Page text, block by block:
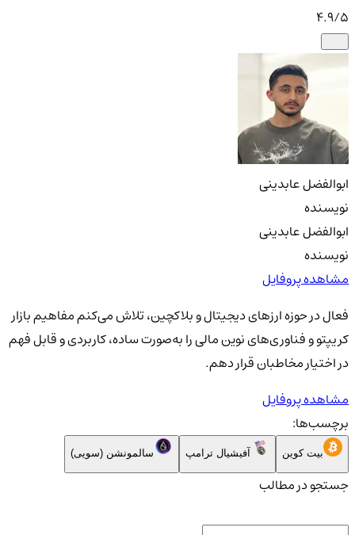
4.9/5
ابوالفضل عابدینی
نویسنده
ابوالفضل عابدینی
نویسنده
مشاهده پروفایل
فعال در حوزه ارزهای دیجیتال و بلاکچین، تلاش می‌کنم مفاهیم بازار
کریپتو و فناوری‌های نوین مالی را به‌صورت ساده، کاربردی و قابل فهم
در اختیار مخاطبان قرار دهم.
مشاهده پروفایل
برچسب‌ها:
بیت کوین آفیشیال ترامپ سالمونشن (سویی)
جستجو در مطالب